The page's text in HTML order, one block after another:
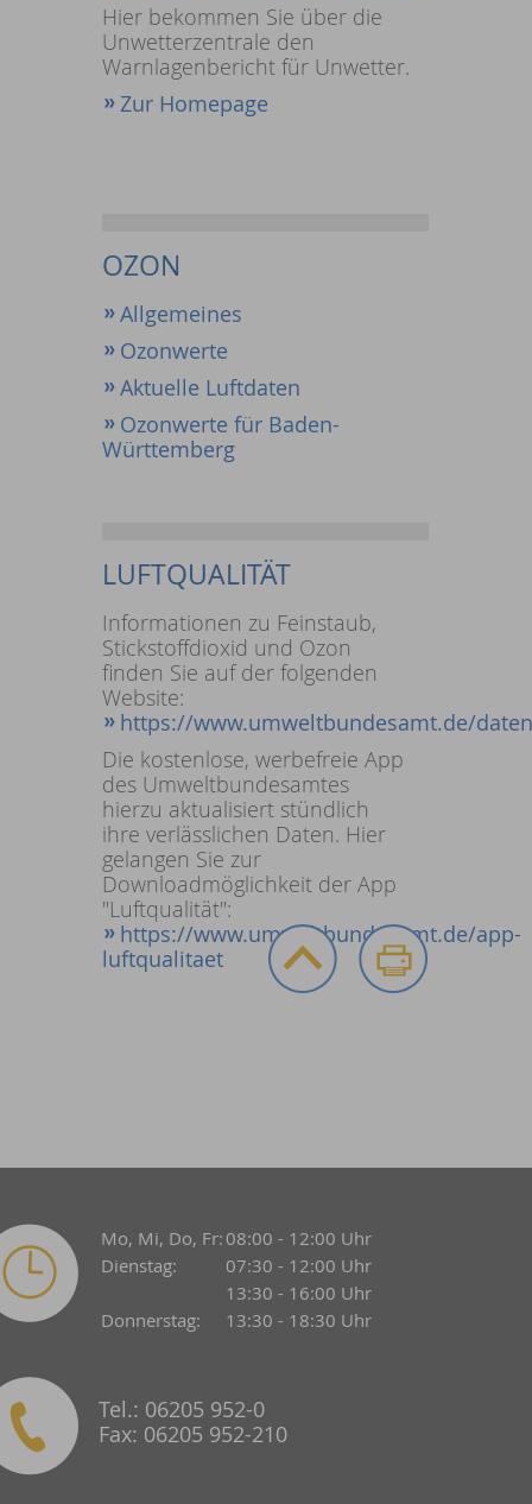
Hier bekommen Sie über die
Unwetterzentrale den
Warnlagenbericht für Unwetter.
Zur Homepage
OZON
Allgemeines
Ozonwerte
Aktuelle Luftdaten
Ozonwerte für Baden-
Württemberg
LUFTQUALITÄT
Informationen zu Feinstaub,
Stickstoffdioxid und Ozon
finden Sie auf der folgenden
Website:
https://www.umweltbundesamt.de/
Die kostenlose, werbefreie App
des Umweltbundesamtes
hierzu aktualisiert stündlich
ihre verlässlichen Daten. Hier
gelangen Sie zur
Downloadmöglichkeit der App
"Luftqualität":
https://www.umweltbundesamt.de/app-
luftqualitaet
Mo, Mi, Do, Fr: 08:00 - 12:00 Uhr
Dienstag:
07:30 - 12:00 Uhr
13:30 - 16:00 Uhr
Donnerstag:
13:30 - 18:30 Uhr
Tel.: 06205 952-0
Fax: 06205 952-210